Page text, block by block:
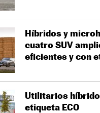
Híbridos y
cuatro SUV
eficientes y con
Utilitarios
etiqueta ECO